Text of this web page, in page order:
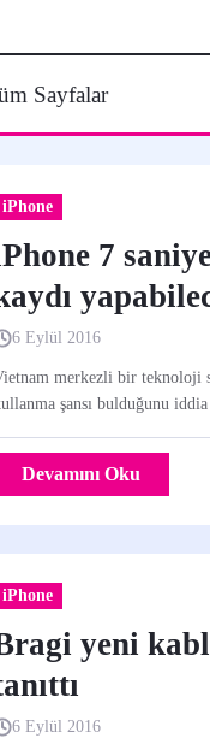
Sayfalar
iPhone
7
6 Eylül 2016
merkezli bir teknoloji
şansı bulduğunu
Devamını Oku
iPhone
yeni
6 Eylül 2016